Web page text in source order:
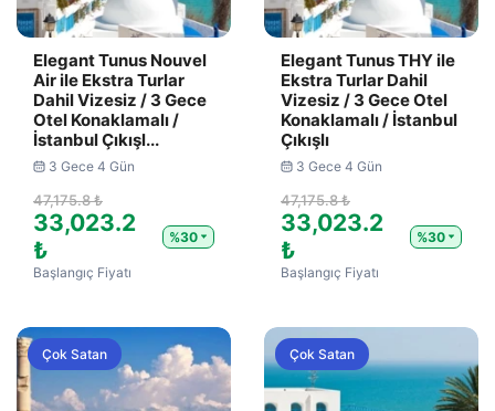
Elegant Tunus Nouvel
Air ile Ekstra Turlar
Dahil Vizesiz / 3 Gece
Otel Konaklamalı /
İstanbul Çıkışl...
3 Gece 4 Gün
47,175.8 ₺
33,023.2
₺
%30
Başlangıç Fiyatı
Elegant Tunus THY ile
Ekstra Turlar Dahil
Vizesiz / 3 Gece Otel
Konaklamalı / İstanbul
Çıkışlı
3 Gece 4 Gün
47,175.8 ₺
33,023.2
₺
%30
Başlangıç Fiyatı
Çok Satan Çok Satan